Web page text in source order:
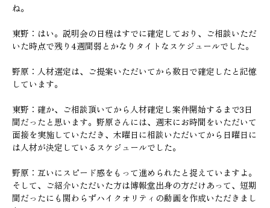
ね。
東野：はい。説明会の日程はすでに確定しており、ご相談いただ
いた時点で残り4週間弱とかなりタイトなスケジュールでした。
野原：人材選定は、ご提案いただいてから数日で確定したと記憶
しています。
東野：確か、ご相談頂いてから人材確定し案件開始するまで3日
間だったと思います。野原さんには、週末にお時間をいただいて
面接を実施していただき、木曜日に相談いただいてから日曜日に
は人材が決定しているスケジュールでした。
野原：互いにスピード感をもって進められたと捉えていますよ。
そして、ご紹介いただいた方は博報堂出身の方だけあって、短期
間だったにも関わらずハイクオリティの動画を作成いただきまし